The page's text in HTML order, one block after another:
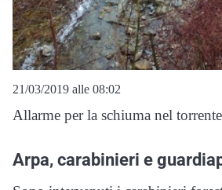
21/03/2019 alle 08:02
Allarme per la schiuma nel
Arpa, carabinieri e